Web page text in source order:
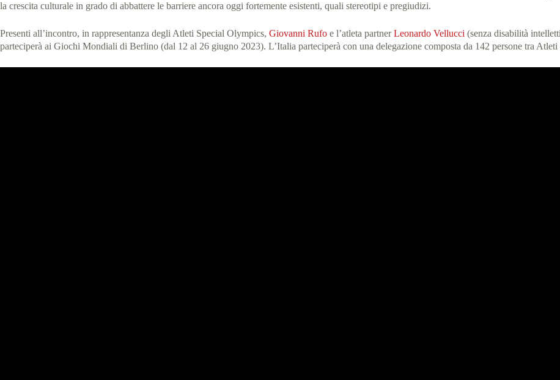
la crescita culturale in grado di abbattere le barriere ancora oggi fortemente esistenti, quali stereotipi e pregiudizi.
Presenti all’incontro, in rappresentanza degli Atleti Special Olympics, Giovanni Rufo e l’atleta partnerLeonardo Vellucci (senza disabilità
parteciperà ai Giochi Mondiali di Berlino (dal 12 al 26 giugno 2023). L’Italia parteciperà con una delegazione composta da 142 persone tra Atleti